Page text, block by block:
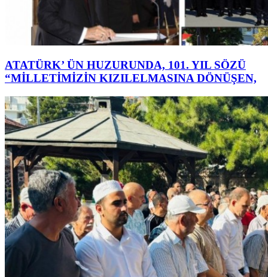
ATATÜRK’ ÜN HUZURUNDA, 101. YIL SÖZÜ
“MİLLETİMİZİN KIZILELMASINA DÖNÜŞEN,